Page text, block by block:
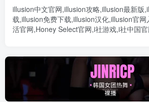
illusion中文官网,illusion攻略,illusion最新版,
载,illusion免费下载,illusion汉化,illusion官网
活官网,Honey Select官网,i社游戏,i社中国